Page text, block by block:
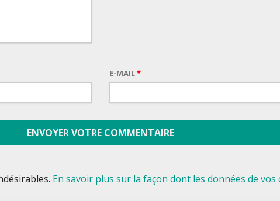
E-MAIL*
En savoir plus sur la façon dont les données de